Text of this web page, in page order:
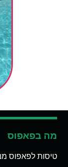
מה בפאפוס
טיסות לפאפוס